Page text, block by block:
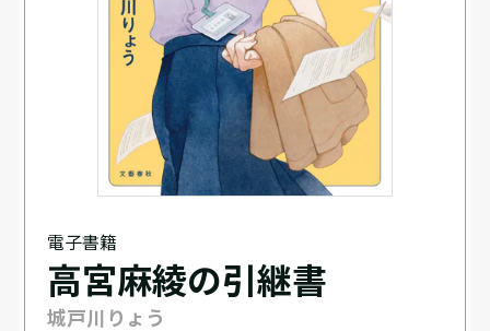
電子書籍
高宮麻綾の引継書
城戸川りょう